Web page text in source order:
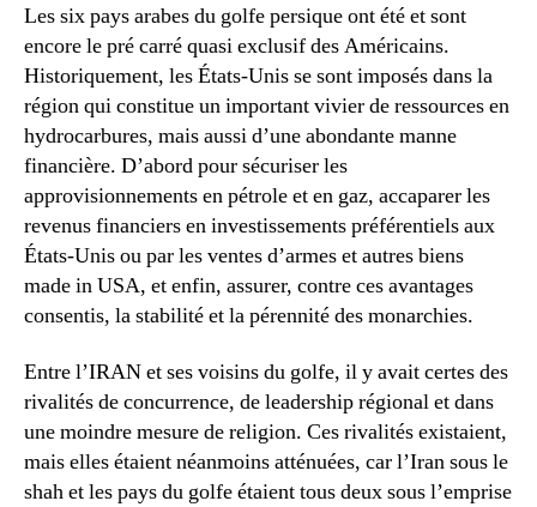
Les six pays arabes du golfe persique ont été et sont
encore le pré carré quasi exclusif des Américains.
Historiquement, les États-Unis se sont imposés dans la
région qui constitue un important vivier de ressources en
hydrocarbures, mais aussi d’une abondante manne
financière. D’abord pour sécuriser les
approvisionnements en pétrole et en gaz, accaparer les
revenus financiers en investissements préférentiels aux
États-Unis ou par les ventes d’armes et autres biens
made in USA, et enfin, assurer, contre ces avantages
consentis, la stabilité et la pérennité des monarchies.
Entre l’IRAN et ses voisins du golfe, il y avait certes des
rivalités de concurrence, de leadership régional et dans
une moindre mesure de religion. Ces rivalités existaient,
mais elles étaient néanmoins atténuées, car l’Iran sous le
shah et les pays du golfe étaient tous deux sous l’emprise